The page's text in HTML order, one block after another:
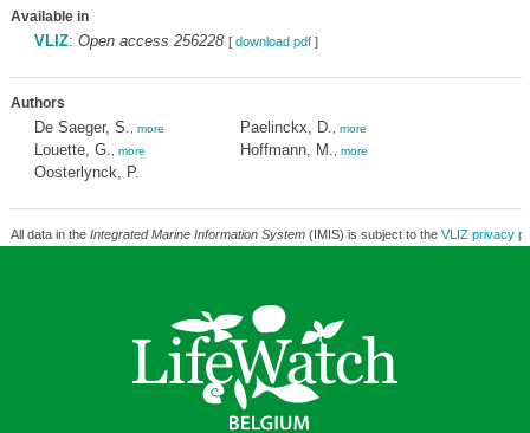
Available in
VLIZ: Open access 256228 [ download pdf]
Authors
De Saeger, S. more
Louette, G. more
Oosterlynck, P.
Paelinckx, D. more
Hoffmann, M. more
All data in the Integrated Marine Information System(IMIS) is subject to the VLIZ privacy